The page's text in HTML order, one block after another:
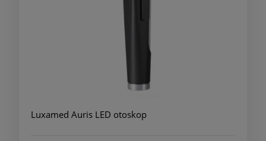
Luxamed Auris LED otoskop